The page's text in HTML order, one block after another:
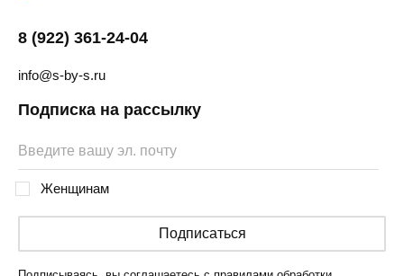
8 (922) 361-24-04
info@s-by-s.ru
Подписка на рассылку
Женщинам
Подписаться